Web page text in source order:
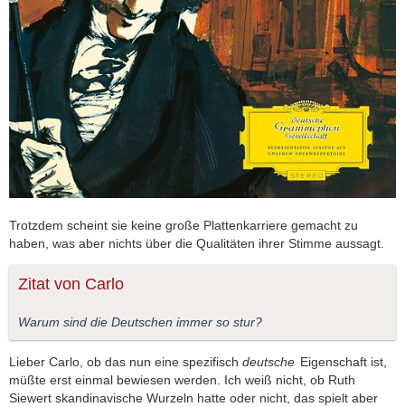
Trotzdem scheint sie keine große Plattenkarriere gemacht zu
haben, was aber nichts über die Qualitäten ihrer Stimme aussagt.
Zitat von Carlo
Warum sind die Deutschen immer so stur?
Lieber Carlo, ob das nun eine spezifisch deutsche Eigenschaft ist,
müßte erst einmal bewiesen werden. Ich weiß nicht, ob Ruth
Siewert skandinavische Wurzeln hatte oder nicht, das spielt aber